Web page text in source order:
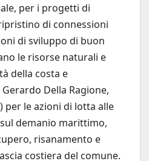
per i progetti di
di connessioni
di sviluppo di buon
le risorse naturali e
della costa e
Della Ragione,
per le azioni di lotta alle
demanio marittimo,
risanamento e
costiera del comune.